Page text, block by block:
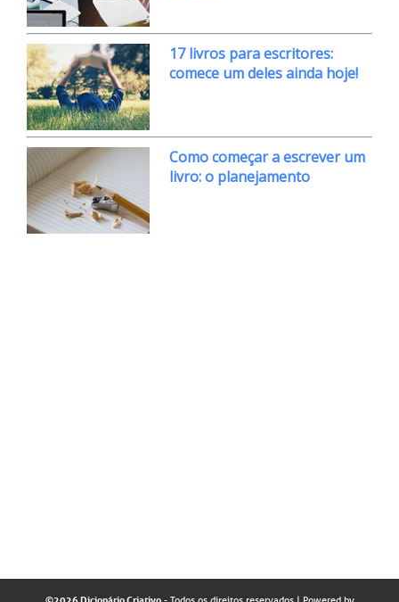
17 livros para escritores:
comece um deles ainda hoje!
Como começar a escrever um
livro: o planejamento
©2026 Dicionário Criativo